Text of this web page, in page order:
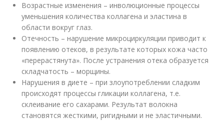
Возрастные изменения – инволюционные процессы
уменьшения количества коллагена и эластина в
области вокруг глаз.
Отечность – нарушение микроциркуляции приводит к
появлению отеков, в результате которых кожа часто
«перерастянута». После устранения отека образуется
складчатость – морщины.
Нарушения в диете – при злоупотреблении сладким
происходят процессы гликации коллагена, т.е.
склеивание его сахарами. Результат волокна
становятся жесткими, ригидными и не эластичными.